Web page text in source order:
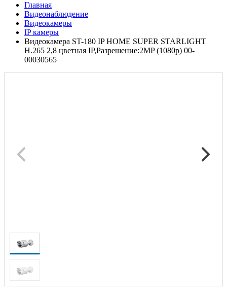
Главная
Видеонаблюдение
Видеокамеры
IP камеры
Видеокамера ST-180 IP HOME SUPER STARLIGHT
H.265 2,8 цветная IP,Разрешение:2MP (1080p) 00-
00030565